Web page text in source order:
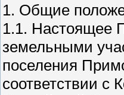
1. Общие
1.1. Настоящее
земельными
поселения
соответствии с